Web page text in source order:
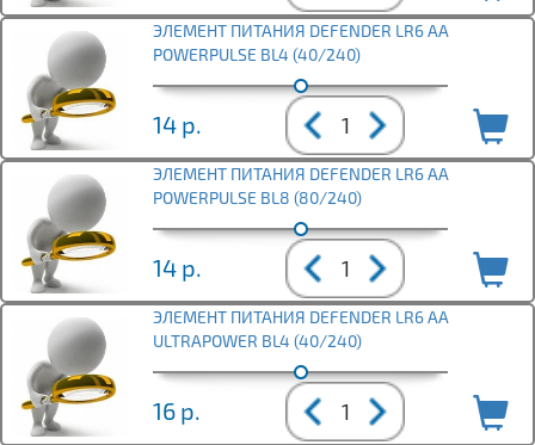
ЭЛЕМЕНТ ПИТАНИЯ DEFENDER LR6 АА
POWERPULSE BL4 (40/240)
14 р.
ЭЛЕМЕНТ ПИТАНИЯ DEFENDER LR6 АА
POWERPULSE BL8 (80/240)
14 р.
ЭЛЕМЕНТ ПИТАНИЯ DEFENDER LR6 АА
ULTRAPOWER BL4 (40/240)
16 р.